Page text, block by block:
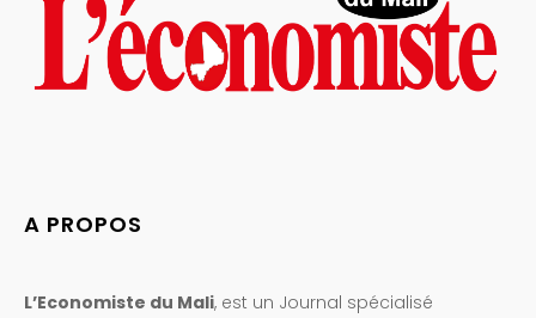
A PROPOS
L’Economiste du Mali, est un Journal spécialisé